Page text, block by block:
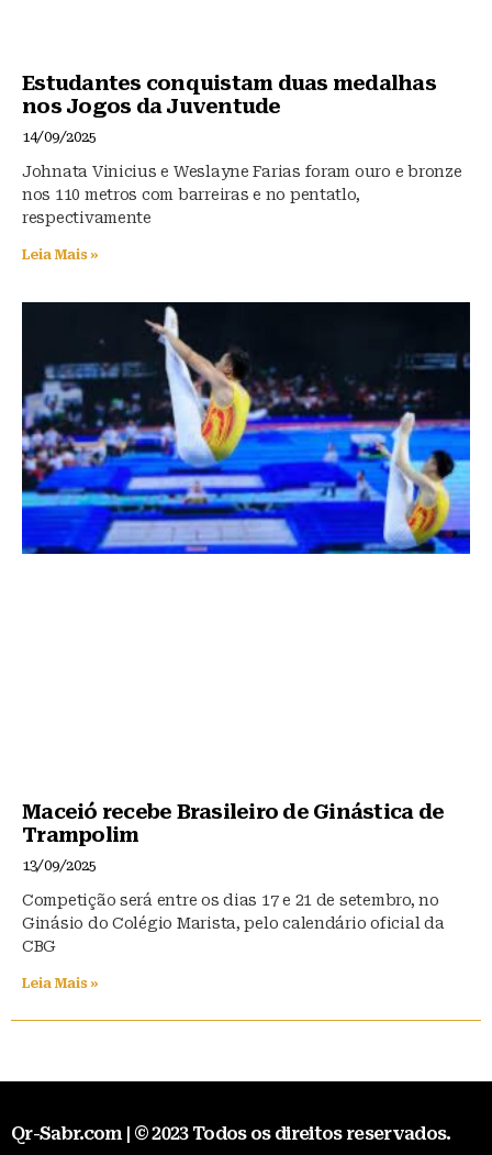
Estudantes conquistam duas medalhas
nos Jogos da Juventude
14/09/2025
Johnata Vinicius e Weslayne Farias foram ouro e bronze
nos 110 metros com barreiras e no pentatlo,
respectivamente
Leia Mais »
Maceió recebe Brasileiro de Ginástica de
Trampolim
13/09/2025
Competição será entre os dias 17 e 21 de setembro, no
Ginásio do Colégio Marista, pelo calendário oficial da
CBG
Leia Mais »
Qr-Sabr.com | © 2023 Todos os direitos reservados.